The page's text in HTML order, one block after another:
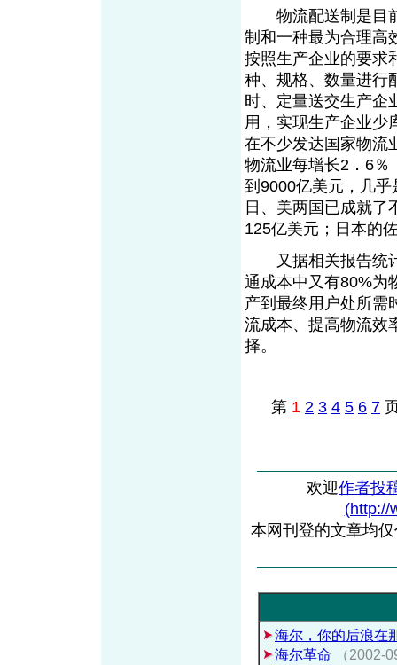
物流配送制是目前
制和一种最为合理高
按照生产企业的要求
种、规格、数量进行
时、定量送交生产企
用，实现生产企业少
在不少发达国家物流
物流业每增长2．6％
到9000亿美元，几
日、美两国已成就了
125亿美元；日本的
又据相关报告统计
通成本中又有80%为
产到最终用户处所需
流成本、提高物流效
择。
第 1 2 3 4 5 6 7
欢迎作者投
(http://
本网刊登的文章均
海尔，你的后浪在
海尔革命
（2002-